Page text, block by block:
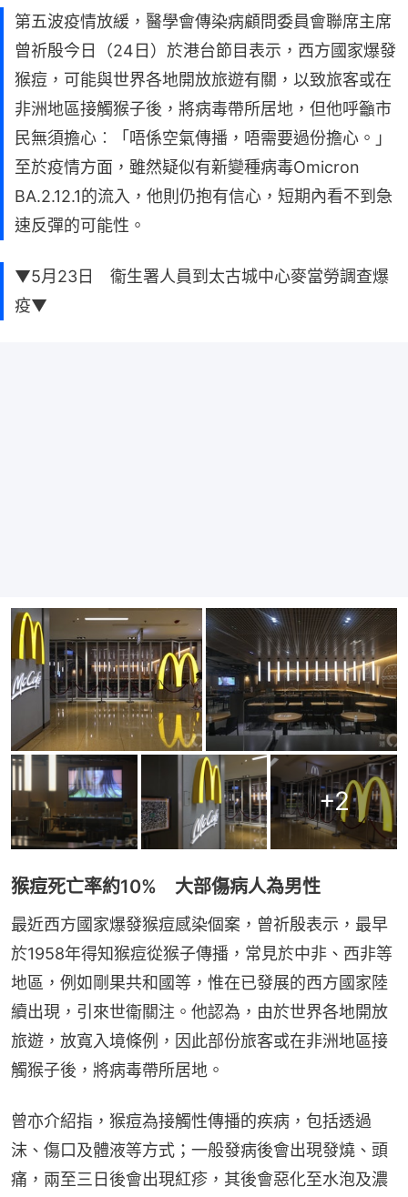
第五波疫情放緩，醫學會傳染病顧問委員會聯席主席
曾祈殷今日（24日）於港台節目表示，西方國家爆發
猴痘，可能與世界各地開放旅遊有關，以致旅客或在
非洲地區接觸猴子後，將病毒帶所居地，但他呼籲市
民無須擔心︰「唔係空氣傳播，唔需要過份擔心。」
至於疫情方面，雖然疑似有新變種病毒Omicron
BA.2.12.1的流入，他則仍抱有信心，短期內看不到急
速反彈的可能性。
▼5月23日 衞生署人員到太古城中心麥當勞調查爆
疫▼
+2
猴痘死亡率約10% 大部傷病人為男性
最近西方國家爆發猴痘感染個案，曾祈殷表示，最早
於1958年得知猴痘從猴子傳播，常見於中非、西非等
地區，例如剛果共和國等，惟在已發展的西方國家陸
續出現，引來世衞關注。他認為，由於世界各地開放
旅遊，放寬入境條例，因此部份旅客或在非洲地區接
觸猴子後，將病毒帶所居地。
曾亦介紹指，猴痘為接觸性傳播的疾病，包括透過
沫、傷口及體液等方式；一般發病後會出現發燒、頭
痛，兩至三日後會出現紅疹，其後會惡化至水泡及濃